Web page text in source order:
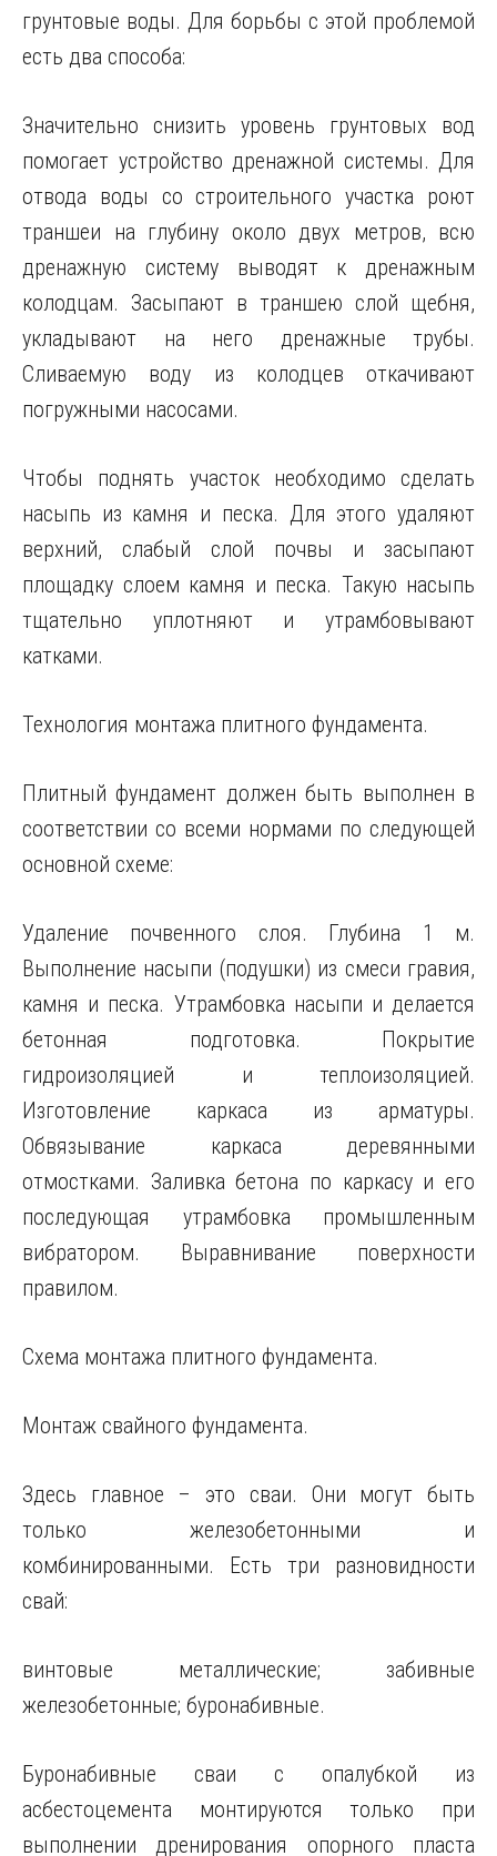
грунтовые воды. Для борьбы с этой проблемой
есть два способа:
Значительно снизить уровень грунтовых вод
помогает устройство дренажной системы. Для
отвода воды со строительного участка роют
траншеи на глубину около двух метров, всю
дренажную систему выводят к дренажным
колодцам. Засыпают в траншею слой щебня,
укладывают на него дренажные трубы.
Сливаемую воду из колодцев откачивают
погружными насосами.
Чтобы поднять участок необходимо сделать
насыпь из камня и песка. Для этого удаляют
верхний, слабый слой почвы и засыпают
площадку слоем камня и песка. Такую насыпь
тщательно уплотняют и утрамбовывают
катками.
Технология монтажа плитного фундамента.
Плитный фундамент должен быть выполнен в
соответствии со всеми нормами по следующей
основной схеме:
Удаление почвенного слоя. Глубина 1 м.
Выполнение насыпи (подушки) из смеси гравия,
камня и песка. Утрамбовка насыпи и делается
бетонная подготовка. Покрытие
гидроизоляцией и теплоизоляцией.
Изготовление каркаса из арматуры.
Обвязывание каркаса деревянными
отмостками. Заливка бетона по каркасу и его
последующая утрамбовка промышленным
вибратором. Выравнивание поверхности
правилом.
Схема монтажа плитного фундамента.
Монтаж свайного фундамента.
Здесь главное – это сваи. Они могут быть
только железобетонными и
комбинированными. Есть три разновидности
свай:
винтовые металлические; забивные
железобетонные; буронабивные.
Буронабивные сваи с опалубкой из
асбестоцемента монтируются только при
выполнении дренирования опорного пласта